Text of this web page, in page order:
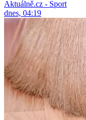
Aktuálně.cz - Sport
dnes, 04:19